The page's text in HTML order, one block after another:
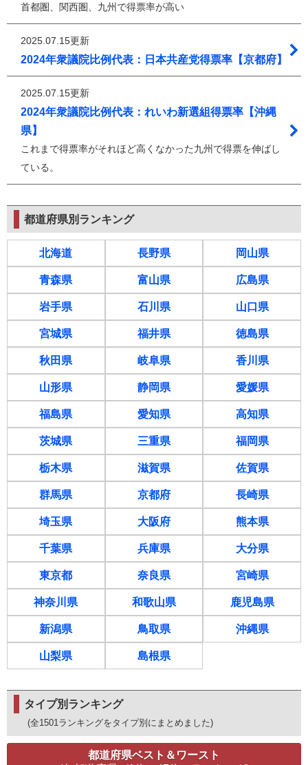
首都圏、関西圏、九州で得票率が高い
2025.07.15更新
2024年衆議院比例代表：日本共産党得票率【京都府】
2025.07.15更新
2024年衆議院比例代表：れいわ新選組得票率【沖縄
県】
これまで得票率がそれほど高くなかった九州で得票を伸ばし
ている。
都道府県別ランキング
北海道
青森県
岩手県
宮城県
秋田県
山形県
福島県
茨城県
栃木県
群馬県
埼玉県
千葉県
東京都
神奈川県
新潟県
山梨県
長野県
富山県
石川県
福井県
岐阜県
静岡県
愛知県
三重県
滋賀県
京都府
大阪府
兵庫県
奈良県
和歌山県
鳥取県
島根県
岡山県
広島県
山口県
徳島県
香川県
愛媛県
高知県
福岡県
佐賀県
長崎県
熊本県
大分県
宮崎県
鹿児島県
沖縄県
タイプ別ランキング
(全1501ランキングをタイプ別にまとめました)
都道府県ベスト＆ワースト